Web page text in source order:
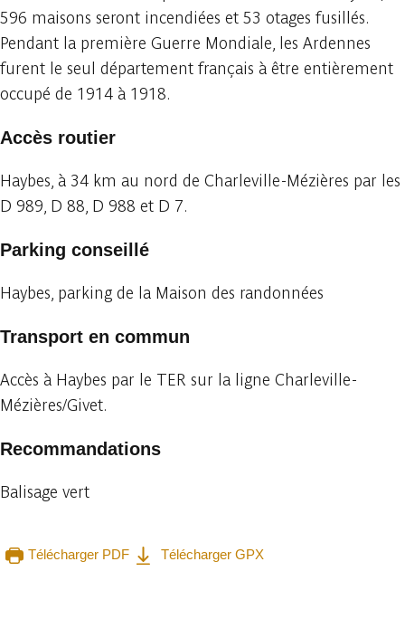
596 maisons seront incendiées et 53 otages fusillés.
Pendant la première Guerre Mondiale, les Ardennes
furent le seul département français à être entièrement
occupé de 1914 à 1918.
Accès routier
Haybes, à 34 km au nord de Charleville-Mézières par les
D 989, D 88, D 988 et D 7.
Parking conseillé
Haybes, parking de la Maison des randonnées
Transport en commun
Accès à Haybes par le TER sur la ligne Charleville-
Mézières/Givet.
Recommandations
Balisage vert
Télécharger PDF
Télécharger GPX